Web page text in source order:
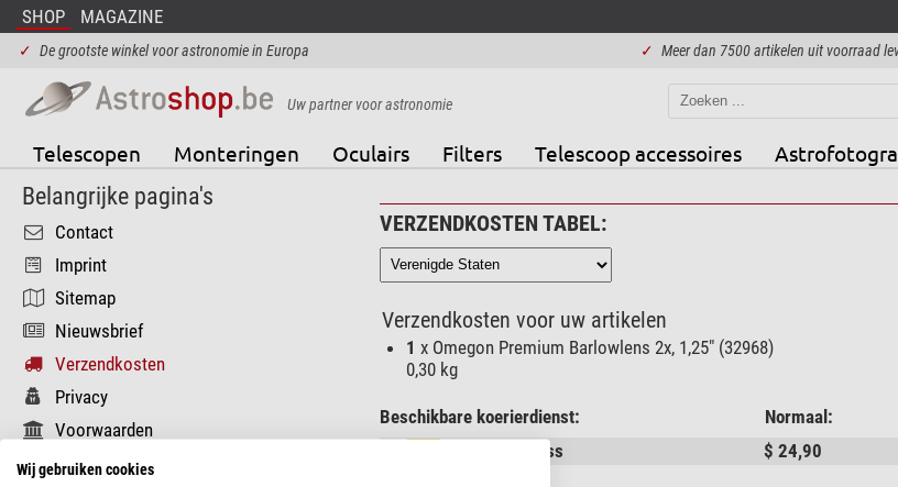
SHOP MAGAZINE
✓ De grootste winkel voor astronomie in Europa ✓ Meer dan 7500 artikelen uit voorraad
Uw partner voor astronomie
Telescopen Monteringen Oculairs Filters Telescoop accessoires
Belangrijke pagina's
Contact
Imprint
Sitemap
Nieuwsbrief
Verzendkosten
Privacy
Voorwaarden
Functionele pagina's
VERZENDKOSTEN TABEL:
Verzendkosten voor uw artikelen
1 x Omegon Premium Barlowlens 2x, 1,25" (32968)
0,30 kg
Beschikbare koerierdienst: Normaal:
DHL Express
$ 24,90
Wij gebruiken cookies